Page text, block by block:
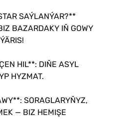
SAÝLANÝAR?**
BAZARDAKY IŇ GOWY
HIL**: DIŇE ASYL
HYZMAT.
SORAGLARYŇYZ,
— BIZ HEMIŞE